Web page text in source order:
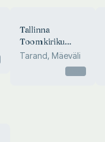
Tallinna
Toomkiriku
epitaafid. Die
Wappenepitaphe
Tarand, Mäeväli